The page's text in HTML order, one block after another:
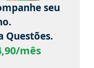
seu
Questões.
mês